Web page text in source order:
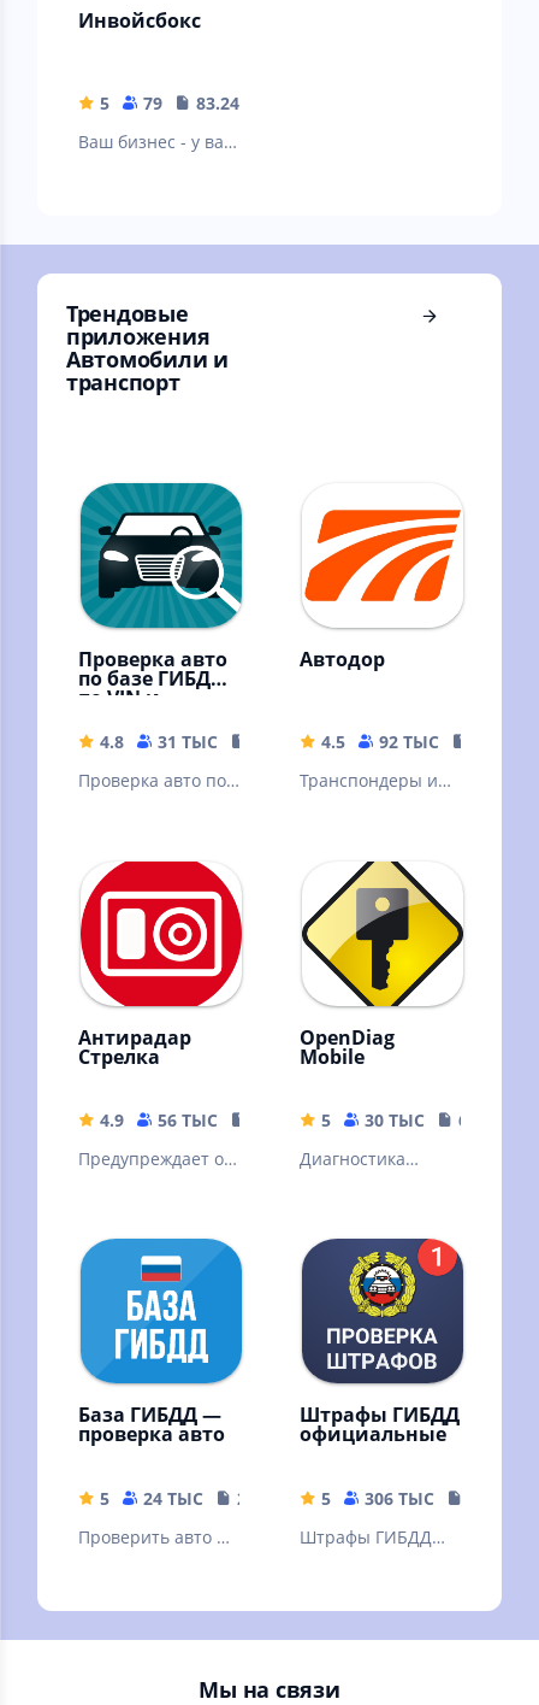
Инвойсбокс
5 79
83.24 MB
Ваш бизнес - у вас
Трендовые
приложения
Автомобили и
транспорт
Проверка авто
по базе ГИБДД
по VIN и
4.8 31 ТЫС
25.59 MB
Проверка авто по
базам ГИБДД на
ДТП, штрафы,
пробег
Автодор
4.5 92 ТЫС
Транспондеры и
приложении
"Автодор"
Антирадар
Стрелка
4.9 56 ТЫС
15.68 MB
Предупреждает о
ГИБДД
OpenDiag
Mobile
5 30 ТЫС
6.46 MB
Диагностика
российского
производства.
База ГИБДД —
проверка авто
5 24 ТЫС
20.84 MB
Проверить авто по
ГИБДД без
рекламы
Штрафы ГИБДД
официальные
5 306 ТЫС
Штрафы ГИБДД
проверки и
оплаты штрафов
Мы на связи